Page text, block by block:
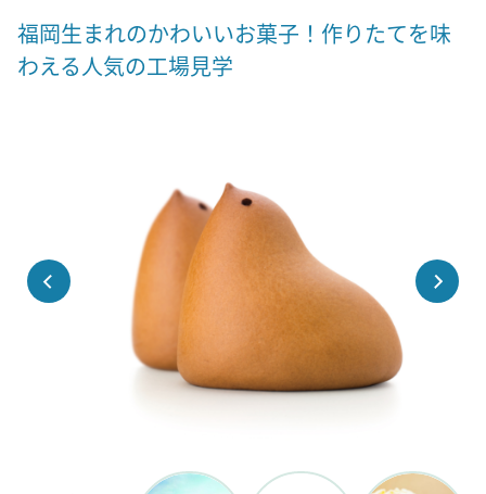
福岡生まれのかわいいお菓子！作りたてを味
わえる人気の工場見学